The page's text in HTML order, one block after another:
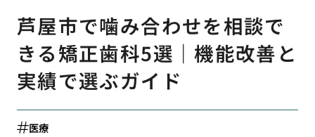
芦屋市で噛み合わせを相談で
きる矯正歯科5選｜機能改善と
実績で選ぶガイド
医療